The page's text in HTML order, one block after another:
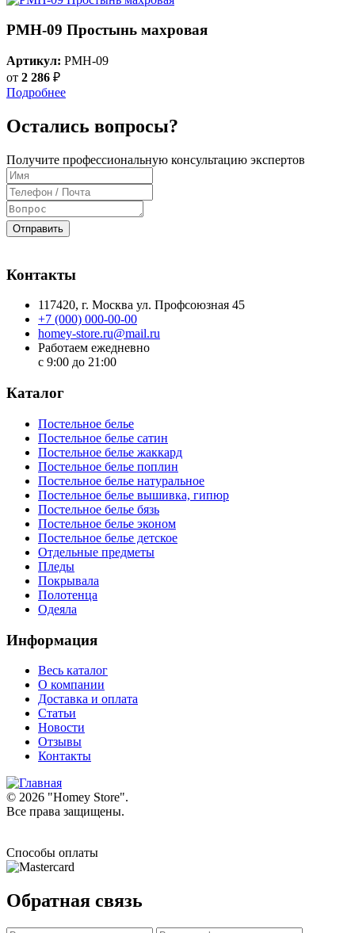
PMH-09 Простынь махровая
Артикул: PMH-09
от 2 286 ₽
Подробнее
Остались вопросы?
Получите профессиональную консультацию экспертов
Отправить
Контакты
117420, г. Москва ул. Профсоюзная 45
+7 (000) 000-00-00
homey-store.ru@mail.ru
Работаем ежедневно
с 9:00 до 21:00
Каталог
Постельное белье
Постельное белье сатин
Постельное белье жаккард
Постельное белье поплин
Постельное белье натуральное
Постельное белье вышивка, гипюр
Постельное белье бязь
Постельное белье эконом
Постельное белье детское
Отдельные предметы
Пледы
Покрывала
Полотенца
Одеяла
Информация
Весь каталог
О компании
Доставка и оплата
Статьи
Новости
Отзывы
Контакты
© 2026 "Homey Store".
Все права защищены.
Способы оплаты
Обратная связь